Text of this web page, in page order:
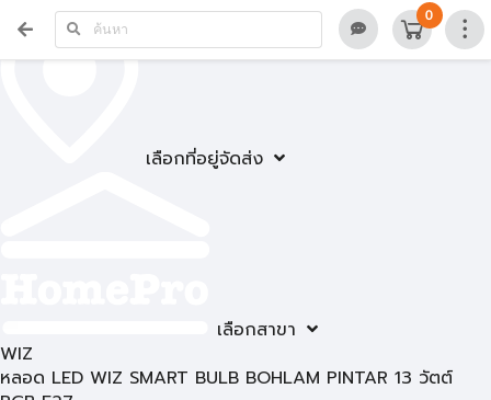
เลือกที่อยู่จัดส่ง
เลือกสาขา
0
WIZ
หลอด LED WIZ SMART BULB BOHLAM PINTAR 13 วัตต์